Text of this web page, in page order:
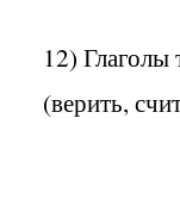
12) Глаголы
(верить,